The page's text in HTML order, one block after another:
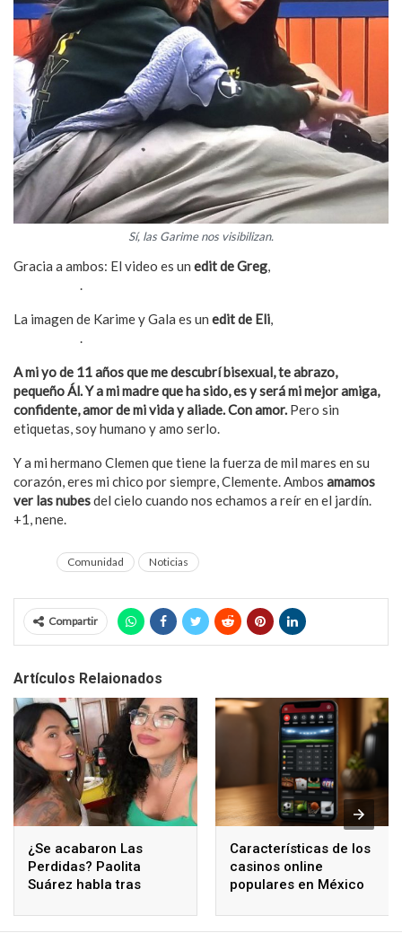
Sí, las Garime nos visibilizan.
Gracia a ambos: El video es un edit de Greg,
.
La imagen de Karime y Gala es un edit de Eli,
.
A mi yo de 11 años que me descubrí bisexual, te abrazo,
pequeño Ál. Y a mi madre que ha sido, es y será mi mejor amiga,
confidente, amor de mi vida y aliade. Con amor. Pero sin
etiquetas, soy humano y amo serlo.
Y a mi hermano Clemen que tiene la fuerza de mil mares en su
corazón, eres mi chico por siempre, Clemente. Ambos amamos
ver las nubesdel cielo cuando nos echamos a reír en el jardín.
+1, nene.
Comunidad Noticias
Compartir
Artículos Relaionados
¿Se acabaron Las
Perdidas? Paolita
Suárez habla tras
de Karina Torres
Características de los
casinos online
populares en México